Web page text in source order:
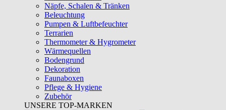
Näpfe, Schalen & Tränken
Beleuchtung
Pumpen & Luftbefeuchter
Terrarien
Thermometer & Hygrometer
Wärmequellen
Bodengrund
Dekoration
Faunaboxen
Pflege & Hygiene
Zubehör
UNSERE TOP-MARKEN